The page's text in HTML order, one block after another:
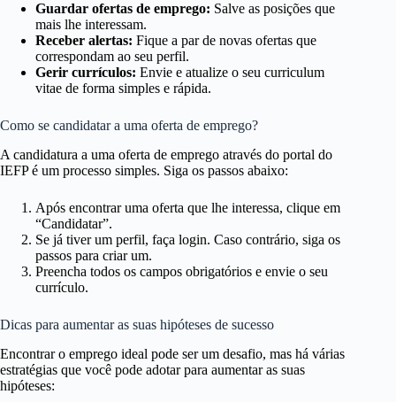
Guardar ofertas de emprego: Salve as posições que
mais lhe interessam.
Receber alertas: Fique a par de novas ofertas que
correspondam ao seu perfil.
Gerir currículos: Envie e atualize o seu curriculum
vitae de forma simples e rápida.
Como se candidatar a uma oferta de emprego?
A candidatura a uma oferta de emprego através do portal do
IEFP é um processo simples. Siga os passos abaixo:
Após encontrar uma oferta que lhe interessa, clique em
“Candidatar”.
Se já tiver um perfil, faça login. Caso contrário, siga os
passos para criar um.
Preencha todos os campos obrigatórios e envie o seu
currículo.
Dicas para aumentar as suas hipóteses de sucesso
Encontrar o emprego ideal pode ser um desafio, mas há várias
estratégias que você pode adotar para aumentar as suas
hipóteses: